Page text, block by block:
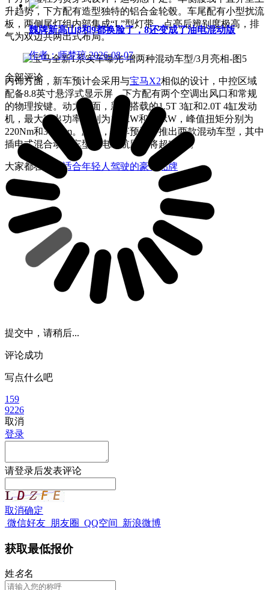
升趋势，下方配有造型独特的铝合金轮毂。车尾配有小型扰流
板，两侧尾灯组内部集成“L”型灯带，点亮后辨别度极高，排
气为双边共两出式布局。
内饰方面，新车预计会采用与宝马X2相似的设计，中控区域
配备8.8英寸悬浮式显示屏，下方配有两个空调出风口和常规
的物理按键。动力方面，新车搭载的1.5T 3缸和2.0T 4缸发动
机，最大输出功率分别为103kW和170kW，峰值扭矩分别为
220Nm和350Nm。此外，该车预计将推出两款混动车型，其中
插电式混合动力车型纯电续航里程将超50km。
大家都在看： 适合年轻人驾驶的豪华品牌
魏牌新高山8和9都换脸了，8还变成了油电混动版
作者：师梦琼 2026-08-07
全部评论
提交中，请稍后...
评论成功
写点什么吧
159
9226
取消
登录
请登录后发表评论
取消确定
微信好友 朋友圈 QQ空间 新浪微博
获取最低报价
姓名名